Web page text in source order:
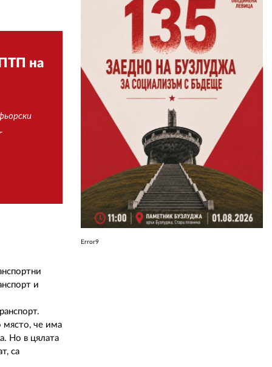
на
и
място, че има
Но в цялата
са
Error9
АВТОРИ
РЕДАКЦИЯ
РЕКЛАМА
АБОНАМЕНТ
УСЛОВИЯ ЗА ПОЛЗВАНЕ
ПОЛИТИКА ЗА БИСКВИТКИТЕ
ПОЛИТИКАТА ЗА